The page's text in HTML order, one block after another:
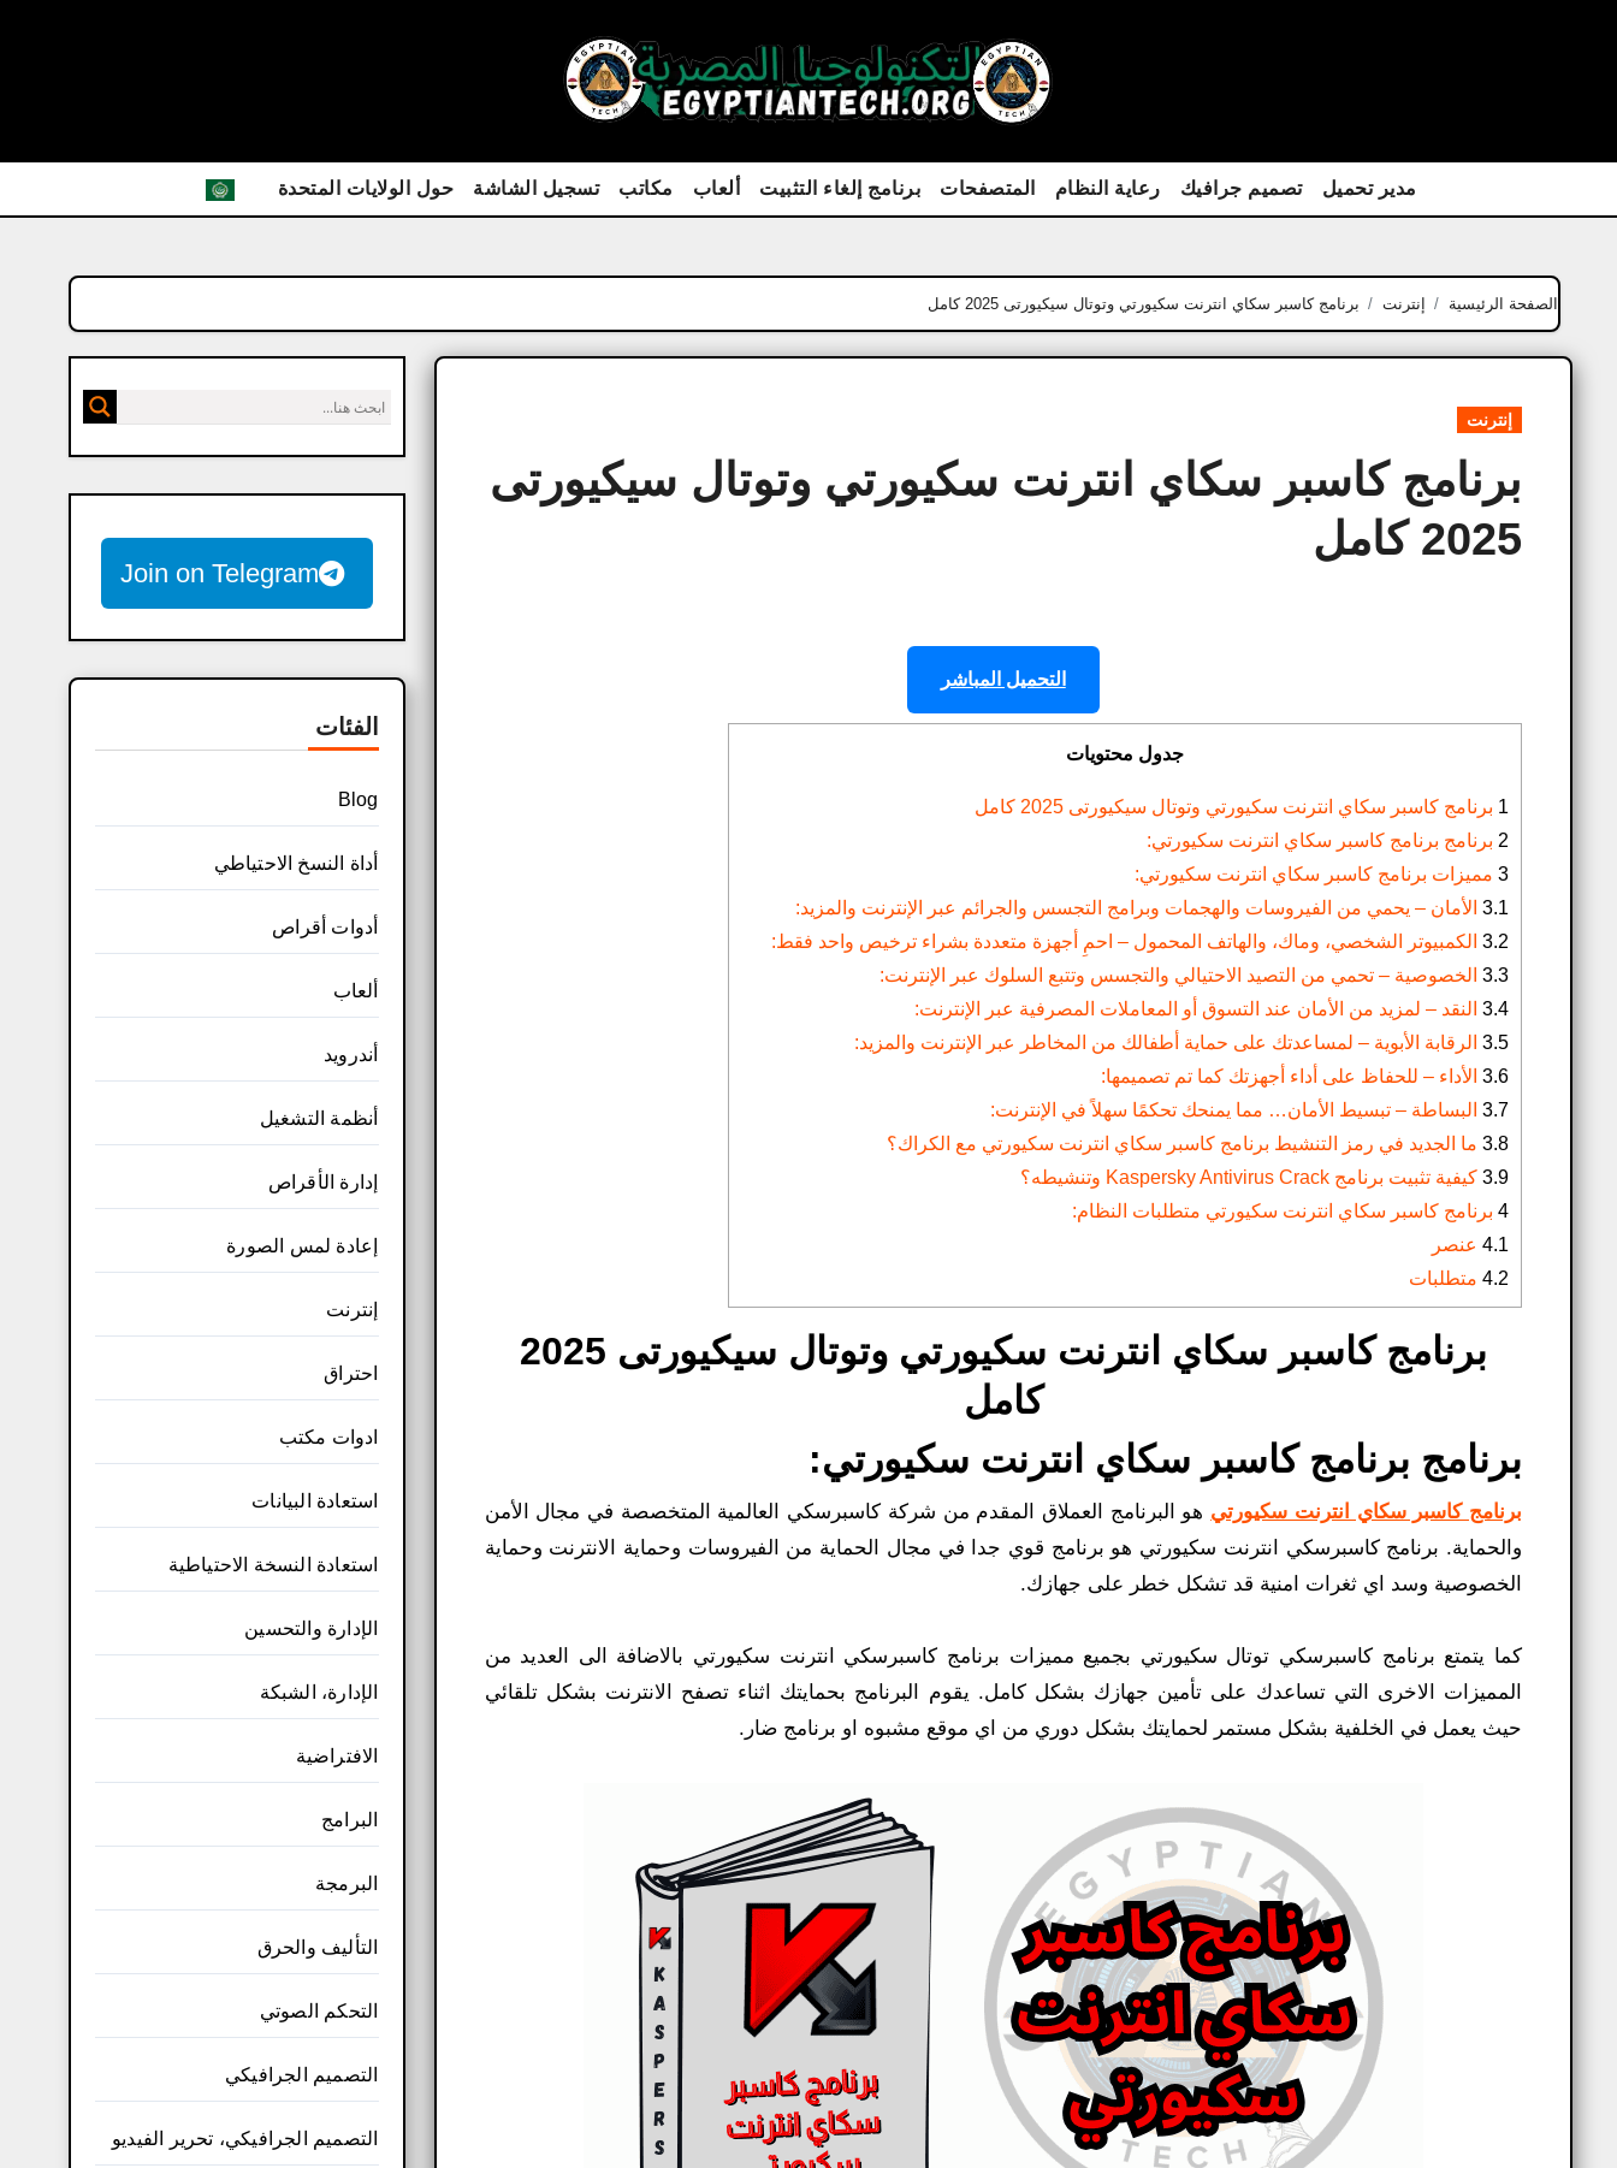
مدير تحميل تصميم جرافيك رعاية النظام المتصفحات برنامج إلغاء التثبيت ألعاب مكاتب تسجيل الشاشة حول الولايات المتحدة
الصفحة الرئيسية إنترنت برنامج كاسبر سكاي انترنت سكيورتي وتوتال سيكيورتى 2025 كامل
إنترنت
برنامج كاسبر سكاي انترنت سكيورتي وتوتال سيكيورتى
2025 كامل
التحميل المباشر
جدول محتويات
1 برنامج كاسبر سكاي انترنت سكيورتي وتوتال سيكيورتى 2025 كامل
2 برنامج برنامج كاسبر سكاي انترنت سكيورتي:
3 مميزات برنامج كاسبر سكاي انترنت سكيورتي:
3.1 الأمان – يحمي من الفيروسات والهجمات وبرامج التجسس والجرائم عبر الإنترنت والمزيد:
3.2 الكمبيوتر الشخصي، وماك، والهاتف المحمول – احمِ أجهزة متعددة بشراء ترخيص واحد فقط:
3.3 الخصوصية – تحمي من التصيد الاحتيالي والتجسس وتتبع السلوك عبر الإنترنت:
3.4 النقد – لمزيد من الأمان عند التسوق أو المعاملات المصرفية عبر الإنترنت:
3.5 الرقابة الأبوية – لمساعدتك على حماية أطفالك من المخاطر عبر الإنترنت والمزيد:
3.6 الأداء – للحفاظ على أداء أجهزتك كما تم تصميمها:
3.7 البساطة – تبسيط الأمان… مما يمنحك تحكمًا سهلاً في الإنترنت:
3.8 ما الجديد في رمز التنشيط برنامج كاسبر سكاي انترنت سكيورتي مع الكراك؟
3.9 كيفية تثبيت برنامج Kaspersky Antivirus Crack وتنشيطه؟
4 برنامج كاسبر سكاي انترنت سكيورتي متطلبات النظام:
4.1 عنصر
4.2 متطلبات
برنامج كاسبر سكاي انترنت سكيورتي وتوتال سيكيورتى 2025
كامل
برنامج برنامج كاسبر سكاي انترنت سكيورتي:
برنامج كاسبر سكاي انترنت سكيورتي هو البرنامج العملاق المقدم من شركة كاسبرسكي العالمية المتخصصة في مجال الأمن
والحماية. برنامج كاسبرسكي انترنت سكيورتي هو برنامج قوي جدا في مجال الحماية من الفيروسات وحماية الانترنت وحماية
الخصوصية وسد اي ثغرات امنية قد تشكل خطر على جهازك.
كما يتمتع برنامج كاسبرسكي توتال سكيورتي بجميع مميزات برنامج كاسبرسكي انترنت سكيورتي بالاضافة الى العديد من
المميزات الاخرى التي تساعدك على تأمين جهازك بشكل كامل. يقوم البرنامج بحمايتك اثناء تصفح الانترنت بشكل تلقائي
حيث يعمل في الخلفية بشكل مستمر لحمايتك بشكل دوري من اي موقع مشبوه او برنامج ضار.
Join on Telegram
الفئات
Blog
أداة النسخ الاحتياطي
أدوات أقراص
ألعاب
أندرويد
أنظمة التشغيل
إدارة الأقراص
إعادة لمس الصورة
إنترنت
احتراق
ادوات مكتب
استعادة البيانات
استعادة النسخة الاحتياطية
الإدارة والتحسين
الإدارة، الشبكة
الافتراضية
البرامج
البرمجة
التأليف والحرق
التحكم الصوتي
التصميم الجرافيكي
التصميم الجرافيكي، تحرير الفيديو